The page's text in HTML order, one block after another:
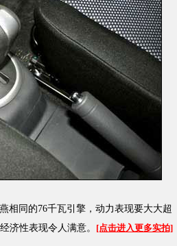
同的76千瓦引擎，动力表现要大大超
济性表现令人满意。 [点击进入更多实拍]